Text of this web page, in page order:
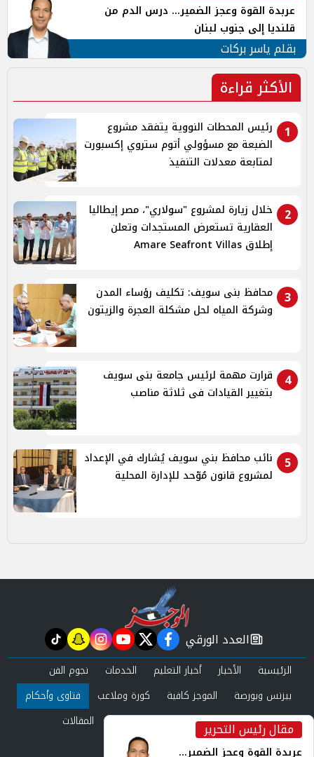
عربدة القوة وعجز الضمير... درس الدم من
قلنديا إلى جنوب لبنان
بقلم ياسر بركات
الأكثر قراءة
1
رئيس المحطات النووية يتفقد مشروع
الضبعة مع مسؤولي أتوم ستروي إكسبورت
لمتابعة معدلات التنفيذ
2
خلال زيارة لمشروع "سولاري"، مصر إيطاليا
العقارية تستعرض المستجدات وتعلن
إطلاق Amare Seafront Villas
3
محافظ بنى سويف: تكليف رؤساء المدن
وشركة المياه لحل مشكلة العجرة والزيتون
4
قرارت مهمة لرئيس جامعة بنى سويف
بتغيير القيادات فى ثلاثة مناصب
5
نائب محافظ بني سويف يُشارك في الإعداد
لمشروع قانون مُوّحد للإدارة المحلية
مقال رئيس التحرير
عربدة القوة وعجز الضمير...
newspaper
العدد الورقي facebook
twitter
youtube
instagram
snapchat
tiktok
الرئيسية الأخبار أخبار التعليم الخدمات
نجوم الفن
بيزنس وبورصة
الموجز كافية كورة وملاعب
فتاوى وأحكام
صحة وجمال
عرب وعالم حوادث ومحاكم
المقالات
العدد الورقي